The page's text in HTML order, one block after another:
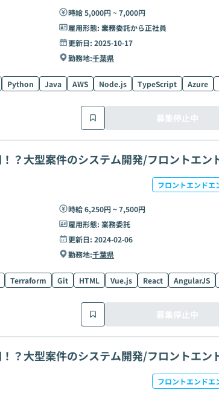
時給 5,000円 ~ 7,000円
雇用形態: 業務委託から正社員
更新日: 2025-10-17
勤務地:千葉県
Python Java AWS Node.js TypeScript Azure
募集停止中
？大型案件のシステム開発/フロントエン
フロントエンドエ
時給 6,250円 ~ 7,500円
雇用形態: 業務委託
更新日: 2024-02-06
勤務地:千葉県
Terraform Git HTML Vue.js React AngularJS
募集停止中
？大型案件のシステム開発/フロントエン
フロントエンドエ